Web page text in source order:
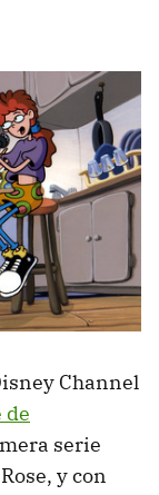
Channel
de
serie
y con